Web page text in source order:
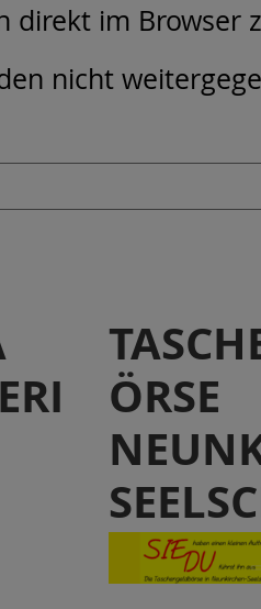
direkt im Browser
nicht
ÖRSE